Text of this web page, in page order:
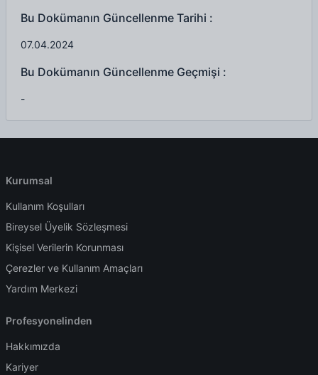
Bu Dokümanın Güncellenme Tarihi :
07.04.2024
Bu Dokümanın Güncellenme Geçmişi :
-
Kurumsal
Kullanım Koşulları
Bireysel Üyelik Sözleşmesi
Kişisel Verilerin Korunması
Çerezler ve Kullanım Amaçları
Yardım Merkezi
Profesyonelinden
Hakkımızda
Kariyer